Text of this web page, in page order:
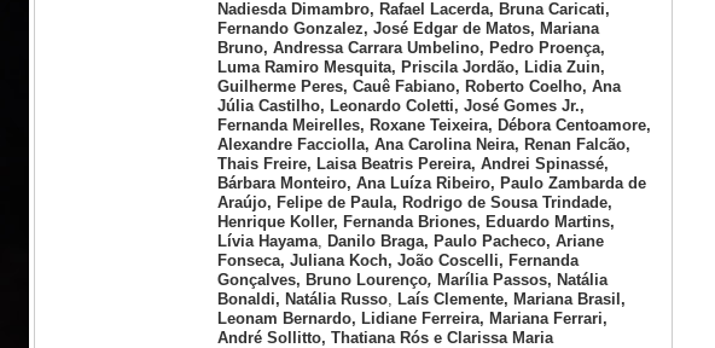
Nadiesda Dimambro, Rafael Lacerda, Bruna Caricati,
Fernando Gonzalez, José Edgar de Matos, Mariana
Bruno, Andressa Carrara Umbelino, Pedro Proença,
Luma Ramiro Mesquita, Priscila Jordão, Lidia Zuin,
Guilherme Peres, Cauê Fabiano, Roberto Coelho, Ana
Júlia Castilho, Leonardo Coletti, José Gomes Jr.,
Fernanda Meirelles, Roxane Teixeira, Débora Centoamore,
Alexandre Facciolla, Ana Carolina Neira, Renan Falcão,
Thais Freire, Laisa Beatris Pereira, Andrei Spinassé,
Bárbara Monteiro, Ana Luíza Ribeiro, Paulo Zambarda de
Araújo, Felipe de Paula, Rodrigo de Sousa Trindade,
Henrique Koller, Fernanda Briones, Eduardo Martins,
Lívia Hayama, Danilo Braga, Paulo Pacheco, Ariane
Fonseca, Juliana Koch, João Coscelli, Fernanda
Gonçalves, Bruno Lourenço, Marília Passos, Natália
Bonaldi, Natália Russo, Laís Clemente, Mariana Brasil,
Leonam Bernardo, Lidiane Ferreira, Mariana Ferrari,
André Sollitto, Thatiana Rós e Clarissa Maria